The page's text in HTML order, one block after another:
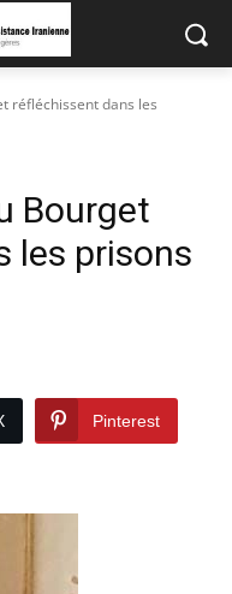
réfléchissent dans les
Bourget
les prisons
Pinterest